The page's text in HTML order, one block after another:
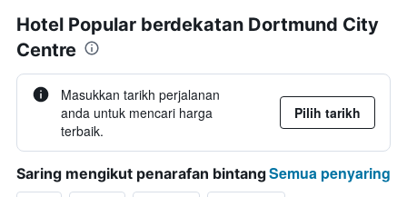
Hotel Popular berdekatan Dortmund City
Centre
Masukkan tarikh perjalanan
anda untuk mencari harga
terbaik.
Pilih tarikh
Saring mengikut penarafan bintangSemua penyaring